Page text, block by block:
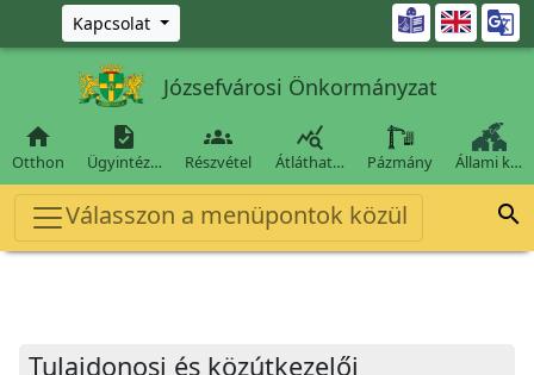
Ugrás a fő tartalomra
Kapcsolat 
Józsefvárosi Önkormányzat

Otthon

Ügyintéz…

Részvétel

Átláthat… Pázmány Állami k…
Válasszon a menüpontok közül 
Tulajdonosi és közútkezelői